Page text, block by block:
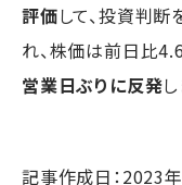
評価して、投資判断
れ、株価は前日比
営業日ぶりに反発
記事作成日：2023